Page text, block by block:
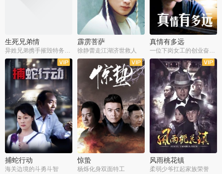
生死兄弟情
异姓兄弟携手摧毁特务阴谋
霹雳菩萨
徐静蕾走江湖济世救人
真情有多远
一位下岗女工的创业奋斗史
全22集
捕蛇行动
海关边境的斗勇斗智
全39集
惊蛰
杨烁化身双面特工
全36集
风雨桃花镇
柔弱少爷扛起家族荣誉